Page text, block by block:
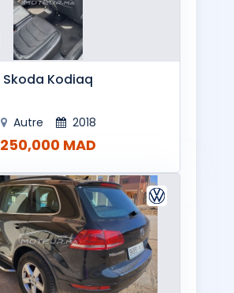
Skoda Kodiaq
Autre 2018
250,000 MAD